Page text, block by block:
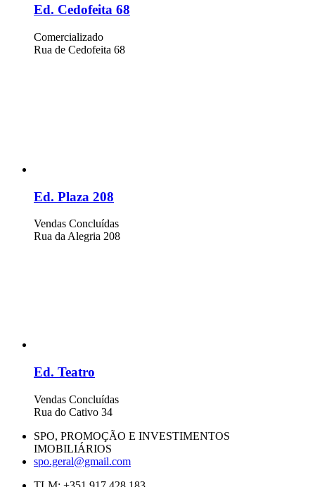
Ed. Cedofeita 68
Comercializado
Rua de Cedofeita 68
Ed. Plaza 208
Vendas Concluídas
Rua da Alegria 208
Ed. Teatro
Vendas Concluídas
Rua do Cativo 34
SPO, PROMOÇÃO E INVESTIMENTOS
IMOBILIÁRIOS
spo.geral@gmail.com